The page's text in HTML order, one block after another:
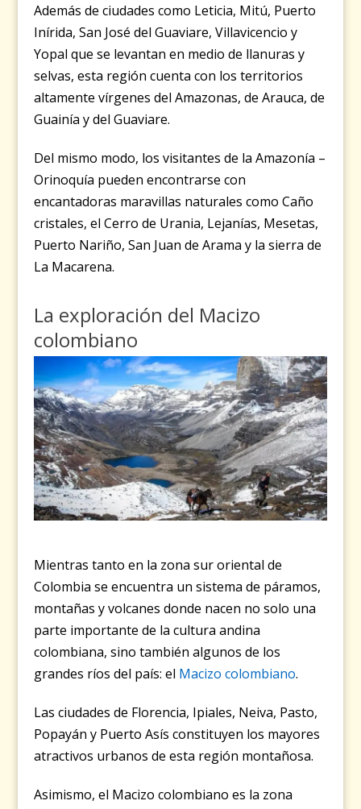
Además de ciudades como Leticia, Mitú, Puerto
Inírida, San José del Guaviare, Villavicencio y
Yopal que se levantan en medio de llanuras y
selvas, esta región cuenta con los territorios
altamente vírgenes del Amazonas, de Arauca, de
Guainía y del Guaviare.
Del mismo modo, los visitantes de la Amazonía –
Orinoquía pueden encontrarse con
encantadoras maravillas naturales como Caño
cristales, el Cerro de Urania, Lejanías, Mesetas,
Puerto Nariño, San Juan de Arama y la sierra de
La Macarena.
La exploración del Macizo
colombiano
Mientras tanto en la zona sur oriental de
Colombia se encuentra un sistema de páramos,
montañas y volcanes donde nacen no solo una
parte importante de la cultura andina
colombiana, sino también algunos de los
grandes ríos del país: el Macizo colombiano.
Las ciudades de Florencia, Ipiales, Neiva, Pasto,
Popayán y Puerto Asís constituyen los mayores
atractivos urbanos de esta región montañosa.
Asimismo, el Macizo colombiano es la zona